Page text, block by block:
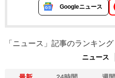
Googleニュース
「ニュース」記事のランキング
ニュース